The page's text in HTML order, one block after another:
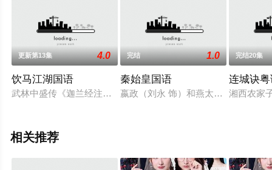
更新第13集 4.0
饮马江湖国语
武林中盛传《迦兰经注》乃是武学奇书。于是，为了争夺这本
完结 1.0
秦始皇国语
嬴政（刘永 饰）和燕太子丹（潘志
完结20集
连城诀
湘西农家
相关推荐